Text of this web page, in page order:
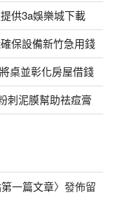
供3a娛樂城下載
保設備新竹急用錢
桌並彰化房屋借錢
刺泥膜幫助祛痘膏
一篇文章〉發佈留